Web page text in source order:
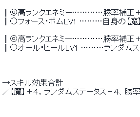
┃◎高ランクエネミー…………勝率補正＋
┃○フォース・ボムLV1 ………自身の【魔
┃◎高ランクエネミー…………勝率補正＋１０
┃○オール・ヒールLV1 ………ランダムス
→スキル効果合計
／【魔】＋４，ランダムステータス＋４、勝